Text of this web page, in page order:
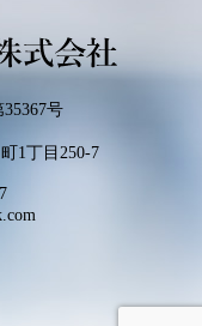
号
1丁目250-7